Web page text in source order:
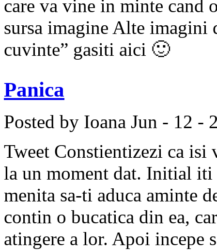
care va vine in minte cand
sursa imagine Alte imagini
cuvinte” gasiti aici 🙂
Panica
Posted by Ioana Jun - 12 -
Tweet Constientizezi ca isi
la un moment dat. Initial iti
menita sa-ti aduca aminte
contin o bucatica din ea,
atingere a lor. Apoi incepe